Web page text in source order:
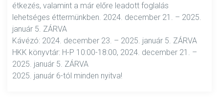
étkezés, valamint a már előre leadott foglalás
lehetséges éttermünkben. 2024. december 21. – 2025.
január 5. ZÁRVA
Kávézó: 2024. december 23. – 2025. január 5. ZÁRVA
HKK könyvtár: H-P 10:00-18:00, 2024. december 21. –
2025. január 5. ZÁRVA
2025. január 6-tól minden nyitva!